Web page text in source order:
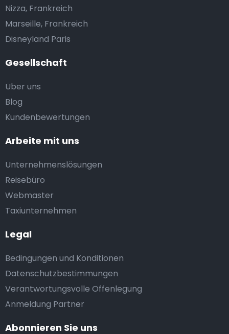
Gesellschaft
Uber uns
Blog
Kundenbewertungen
Arbeite mit uns
Unternehmenslösungen
Reisebüro
Webmaster
Taxiunternehmen
Legal
Bedingungen und Konditionen
Datenschutzbestimmungen
Verantwortungsvolle Offenlegung
Anmeldung Partner
Nizza, Frankreich
Marseille, Frankreich
Disneyland Paris
Abonnieren Sie uns